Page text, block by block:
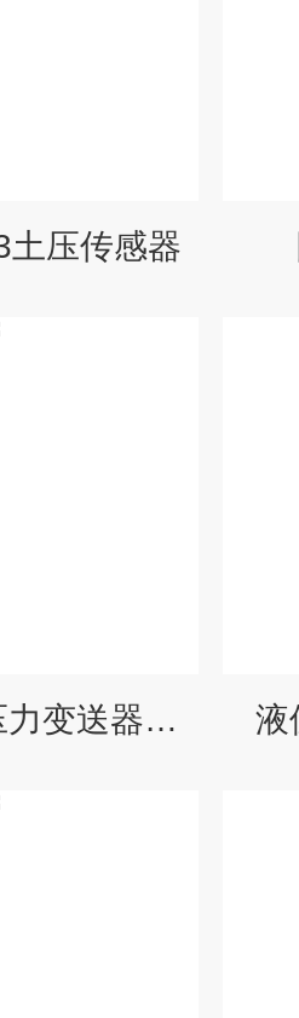
土压传感器
PT124B-210压力变送器价格 液